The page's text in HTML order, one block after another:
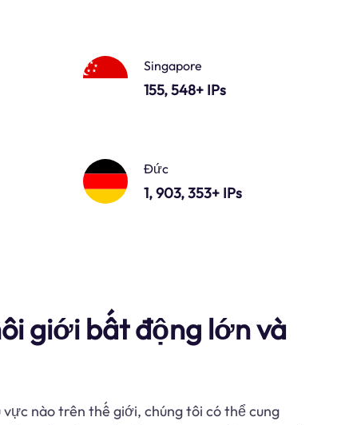
Singapore
155, 548+ IPs
Đức
1, 903, 353+ IPs
giới bất động lớn và
vực nào trên thế giới, chúng tôi có thể cung